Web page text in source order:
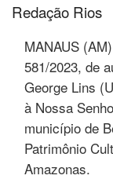
Redação Rios
MANAUS
581/2023, de
George Lins
à Nossa
município de
Patrimônio
Amazonas.